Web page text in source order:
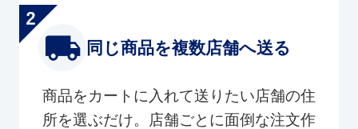
同じ商品を複数店舗へ送る
商品をカートに入れて送りたい店舗の住
所を選ぶだけ。店舗ごとに面倒な注文作